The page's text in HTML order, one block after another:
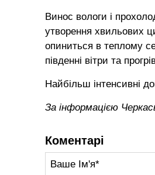
Винос вологи і
утворення хвильових
опиниться в теплому
південні вітри та
Найбільш інтенсивні
За інформацією
Коментарі